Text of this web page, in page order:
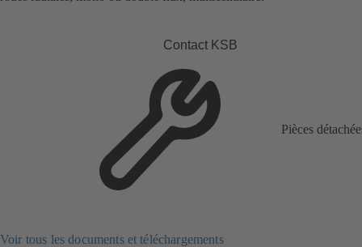
Contact KSB
Pièces
Voir tous les documents et téléchargements